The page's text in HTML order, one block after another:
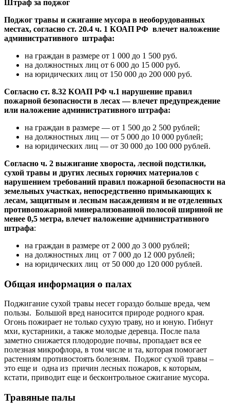
Штраф за поджог
Поджог травы и сжигание мусора в необорудованных
местах, согласно ст. 20.4 ч. 1 КОАП РФ влечет наложение
административного штрафа:
на граждан в размере от 1 000 до 1 500 руб.
на должностных лиц от 6 000 до 15 000 руб.
на юридических лиц от 150 000 до 200 000 руб.
Согласно ст. 8.32 КОАП РФ ч.1 нарушение правил
пожарной безопасности в лесах — влечет предупреждение
или наложение административного штрафа:
на граждан в размере — от 1 500 до 2 500 рублей;
на должностных лиц — от 5 000 до 10 000 рублей;
на юридических лиц — от 30 000 до 100 000 рублей.
Согласно ч. 2 выжигание хвороста, лесной подстилки,
сухой травы и других лесных горючих материалов с
нарушением требований правил пожарной безопасности на
земельных участках, непосредственно примыкающих к
лесам, защитным и лесным насаждениям и не отделенных
противопожарной минерализованной полосой шириной не
менее 0,5 метра, влечет наложение административного
штрафа:
на граждан в размере от 2 000 до 3 000 рублей;
на должностных лиц от 7 000 до 12 000 рублей;
на юридических лиц от 50 000 до 120 000 рублей.
Общая информация о палах
Поджигание сухой травы несет гораздо больше вреда, чем
пользы. Большой вред наносится природе родного края.
Огонь пожирает не только сухую траву, но и юную. Гибнут
мхи, кустарники, а также молодые деревца. После пала
заметно снижается плодородие почвы, пропадает вся ее
полезная микрофлора, в том числе и та, которая помогает
растениям противостоять болезням. Поджог сухой травы –
это еще и одна из причин лесных пожаров, к которым,
кстати, приводит еще и бесконтрольное сжигание мусора.
Травяные палы